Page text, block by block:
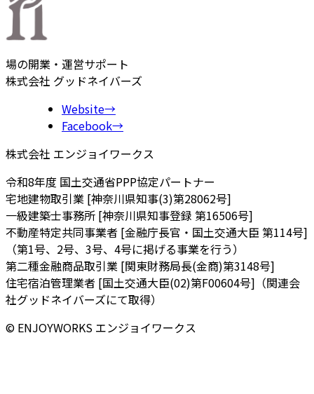
場の開業・運営サポート
株式会社 グッドネイバーズ
Website→
Facebook→
株式会社 エンジョイワークス
令和8年度 国土交通省PPP協定パートナー
宅地建物取引業 [神奈川県知事(3)第28062号]
一級建築士事務所 [神奈川県知事登録 第16506号]
不動産特定共同事業者 [金融庁長官・国土交通大臣 第114号]
（第1号、2号、3号、4号に掲げる事業を行う）
第二種金融商品取引業 [関東財務局長(金商)第3148号]
住宅宿泊管理業者 [国土交通大臣(02)第F00604号]（関連会
社グッドネイバーズにて取得）
© ENJOYWORKS エンジョイワークス